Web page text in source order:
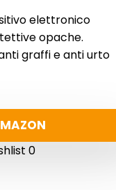
elettronico
opache.
graffi e anti urto
0